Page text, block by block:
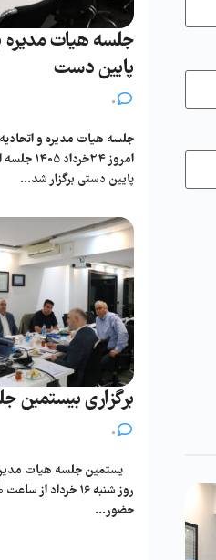
جلسه هیات مدیره
پایین دست
جلسه هیات مدیره و
امروز
پایین دستی برگزار شد...
برگزاری بیستمین
یستمین جلسه هیات
حضور...